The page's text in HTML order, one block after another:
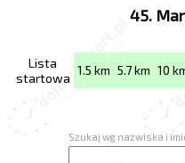
45.
Lista
startowa
1.5 km 5.7 km 10
Szukaj wg nazwiska i